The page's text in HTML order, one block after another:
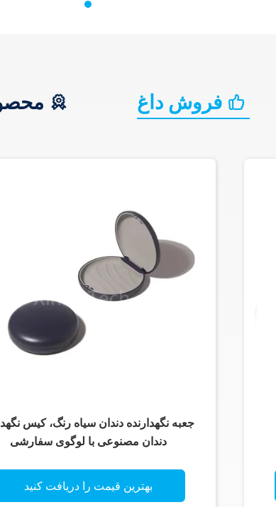
فروش داغ
جعبه نگهدارنده دندان سیاه رنگ، کیس
دندان مصنوعی با لوگوی سفارشی
بهترین قیمت را دریافت کنید